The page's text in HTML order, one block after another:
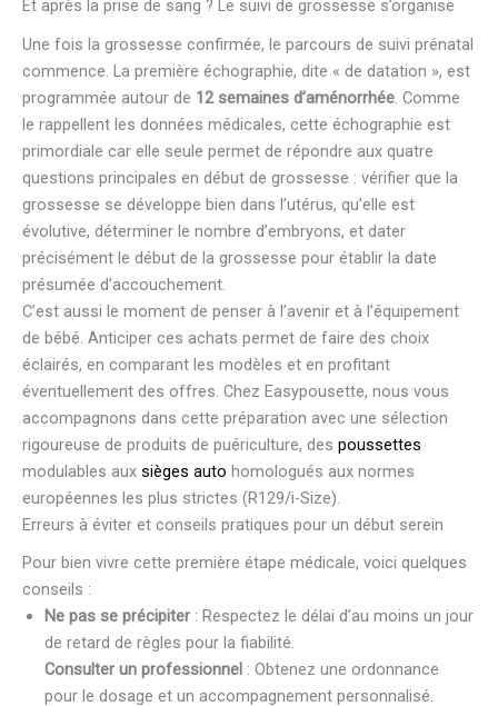
Et après la prise de sang ? Le suivi de grossesse s’organise
Une fois la grossesse confirmée, le parcours de suivi prénatal
commence. La première échographie, dite « de datation », est
programmée autour de 12 semaines d’aménorrhée . Comme
le rappellent les données médicales, cette échographie est
primordiale car elle seule permet de répondre aux quatre
questions principales en début de grossesse : vérifier que la
grossesse se développe bien dans l’utérus, qu’elle est
évolutive, déterminer le nombre d’embryons, et dater
précisément le début de la grossesse pour établir la date
présumée d’accouchement.
C’est aussi le moment de penser à l’avenir et à l’équipement
de bébé. Anticiper ces achats permet de faire des choix
éclairés, en comparant les modèles et en profitant
éventuellement des offres. Chez Easypousette, nous vous
accompagnons dans cette préparation avec une sélection
rigoureuse de produits de puériculture, des poussettes
modulables aux sièges auto homologués aux normes
européennes les plus strictes (R129/i-Size).
Erreurs à éviter et conseils pratiques pour un début serein
Pour bien vivre cette première étape médicale, voici quelques
conseils :
Ne pas se précipiter : Respectez le délai d’au moins un jour
de retard de règles pour la fiabilité.
Consulter un professionnel : Obtenez une ordonnance
pour le dosage et un accompagnement personnalisé.